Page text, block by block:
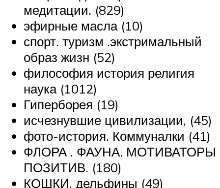
медитации. (829)
эфирные масла (10)
спорт. туризм .экстримальный
образ жизн (52)
философия история религия
наука (1012)
Гиперборея (19)
исчезнувшие цивилизации, (45)
фото-история. Коммуналки (41)
ФЛОРА . ФАУНА. МОТИВАТОРЫ
ПОЗИТИВ. (180)
КОШКИ. дельфины (49)